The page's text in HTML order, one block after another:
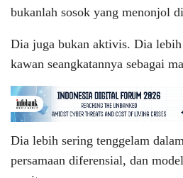
bukanlah sosok yang menonjol
Dia juga bukan aktivis. Dia
kawan seangkatannya sebagai
Dia lebih sering tenggelam
persamaan diferensial, dan